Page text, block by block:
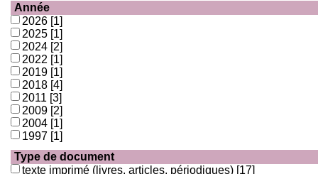
Année
2026 [1]
2025 [1]
2024 [2]
2022 [1]
2019 [1]
2018 [4]
2011 [3]
2009 [2]
2004 [1]
1997 [1]
Type de document
texte imprimé (livres, articles, périodiques) [17]